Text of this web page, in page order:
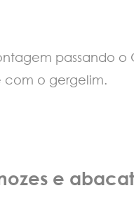
passando o
com o gergelim.
e